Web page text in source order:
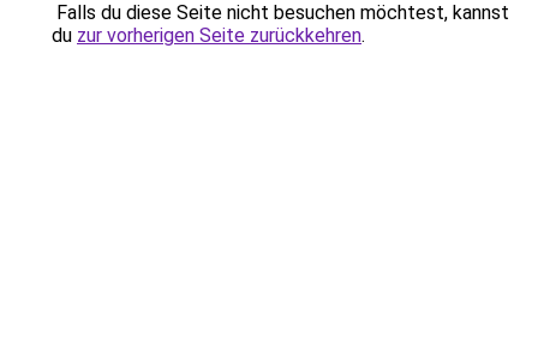
Falls du diese Seite nicht besuchen möchtest, kannst
du zur vorherigen Seite zurückkehren.